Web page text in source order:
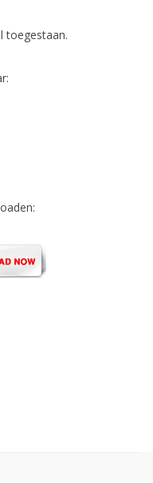
toegestaan.